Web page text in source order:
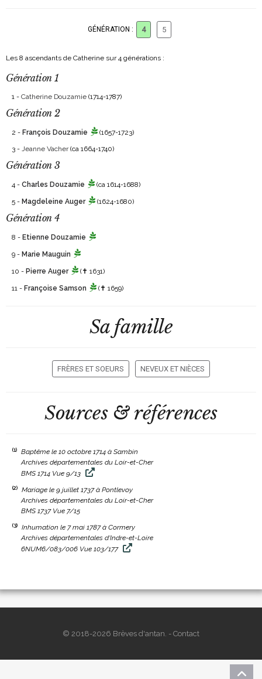
GÉNÉRATION : 4 5
Les 8 ascendants de Catherine sur 4 générations :
Génération 1
1 - Catherine Douzamie (1714-1787)
Génération 2
2 - François Douzamie
(1657-1723)
3 - Jeanne Vacher(ca 1664-1740)
Génération 3
4 - Charles Douzamie (ca 1614-1688)
5 - Magdeleine Auger (1624-1680)
Génération 4
8 - Etienne Douzamie
9 - Marie Mauguin
10 - Pierre Auger (✝ 1631)
11 - Françoise Samson (✝ 1659)
Sa famille
FRÈRES ET SOEURS NEVEUX ET NIÈCES
Sources & références
(1)
Baptême le 10 octobre 1714 à Sambin
Archives départementales du Loir-et-Cher
BMS 1714 Vue 9/13
(2)
Mariage le 9 juillet 1737 à Pontlevoy
Archives départementales du Loir-et-Cher
BMS 1737 Vue 7/15
(3)
Inhumation le 7 mai 1787 à Cormery
Archives départementales d'Indre-et-Loire
6NUM6/083/006 Vue 103/177
© 2018-2026 Brèves d'antan. - Contact